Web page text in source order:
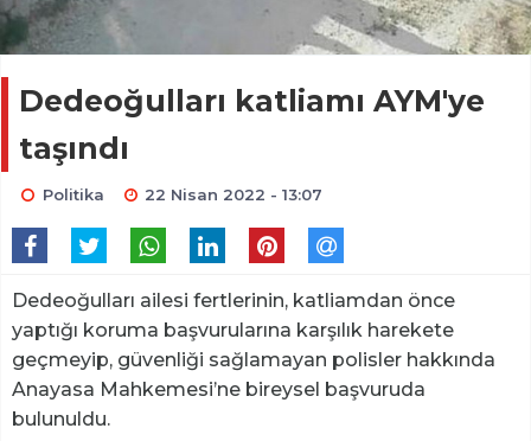
Dedeoğulları katliamı AYM'ye
taşındı
Politika 22 Nisan 2022 - 13:07
Dedeoğulları ailesi fertlerinin, katliamdan önce
yaptığı koruma başvurularına karşılık harekete
geçmeyip, güvenliği sağlamayan polisler hakkında
Anayasa Mahkemesi’ne bireysel başvuruda
bulunuldu.